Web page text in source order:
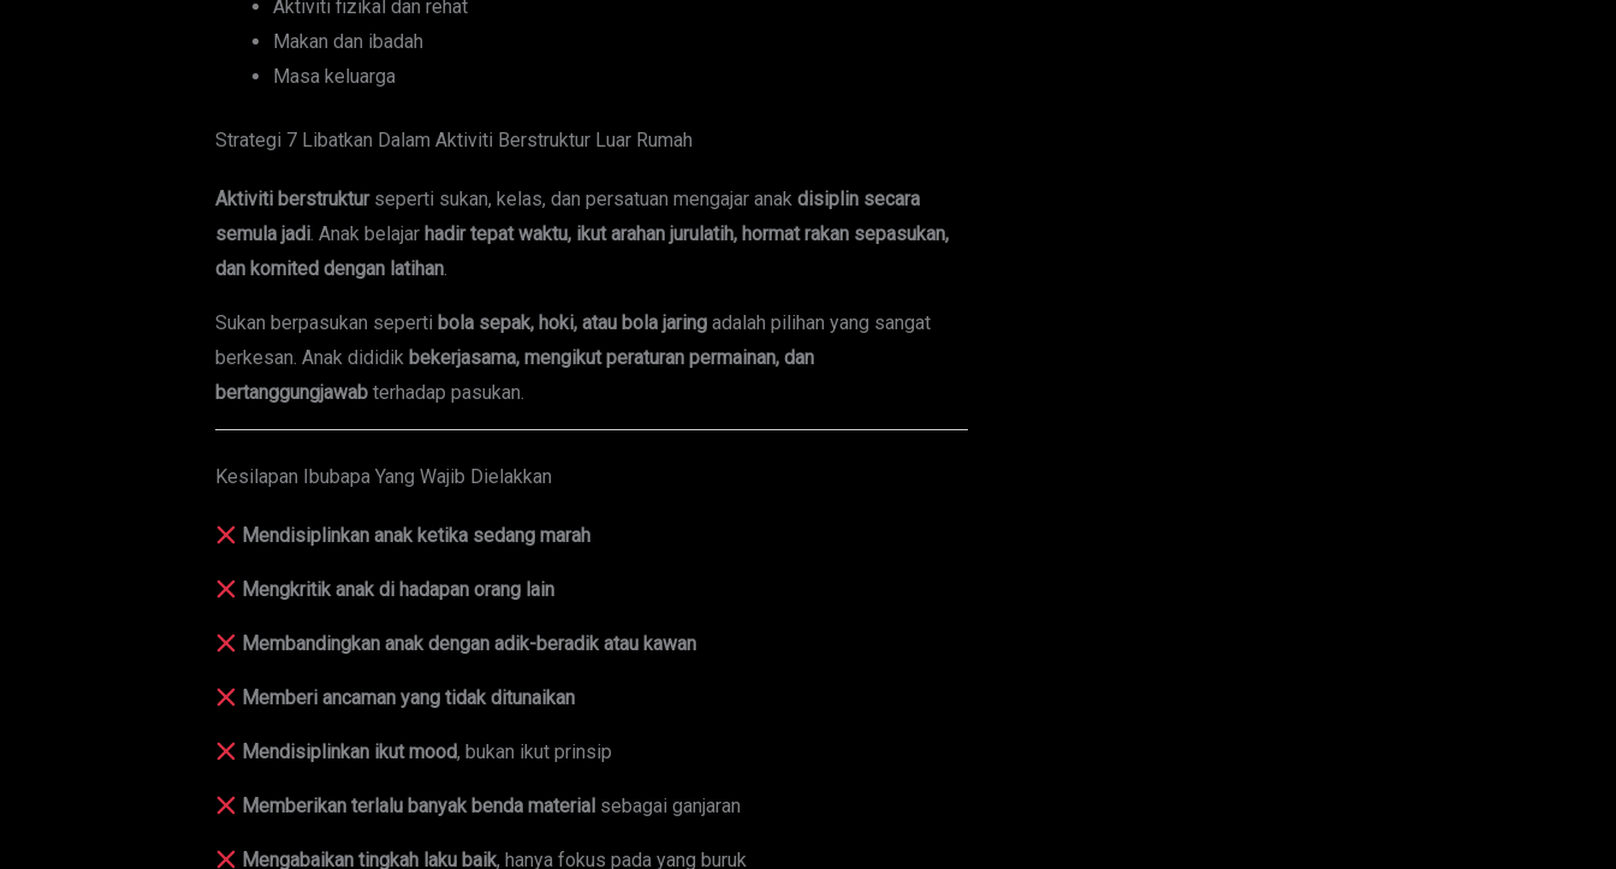
Aktiviti fizikal dan rehat
Makan dan ibadah
Masa keluarga
Strategi 7 Libatkan Dalam Aktiviti Berstruktur Luar Rumah
Aktiviti berstrukturseperti sukan, kelas, dan persatuan mengajar anak disiplin secara
semula jadi. Anak belajar hadir tepat waktu, ikut arahan jurulatih, hormat rakan sepasukan,
dan komited dengan latihan.
Sukan berpasukan seperti bola sepak, hoki, atau bola jaringadalah pilihan yang sangat
berkesan. Anak dididik bekerjasama, mengikut peraturan permainan, dan
bertanggungjawabterhadap pasukan.
Kesilapan Ibubapa Yang Wajib Dielakkan
Mendisiplinkan anak ketika sedang marah
Mengkritik anak di hadapan orang lain
Membandingkan anak dengan adik-beradik atau kawan
Memberi ancaman yang tidak ditunaikan
Mendisiplinkan ikut mood, bukan ikut prinsip
Memberikan terlalu banyak benda material sebagai ganjaran
Mengabaikan tingkah laku baik, hanya fokus pada yang buruk